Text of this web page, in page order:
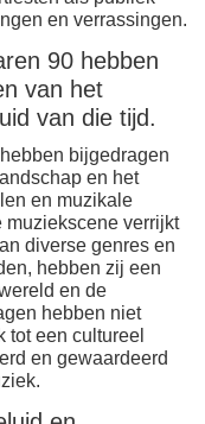
en verrassingen.
90 hebben
van het
van die tijd.
bijgedragen
en het
en muzikale
verrijkt
diverse genres en
hebben zij een
en de
hebben niet
tot een cultureel
en gewaardeerd